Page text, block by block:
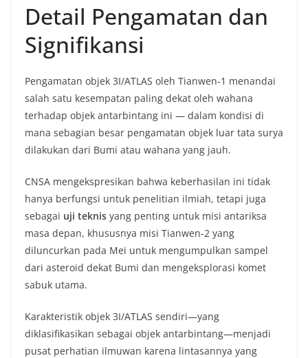
Detail Pengamatan dan
Signifikansi
Pengamatan objek 3I/ATLAS oleh Tianwen-1 menandai
salah satu kesempatan paling dekat oleh wahana
terhadap objek antarbintang ini — dalam kondisi di
mana sebagian besar pengamatan objek luar tata surya
dilakukan dari Bumi atau wahana yang jauh.
CNSA mengekspresikan bahwa keberhasilan ini tidak
hanya berfungsi untuk penelitian ilmiah, tetapi juga
sebagai uji teknis yang penting untuk misi antariksa
masa depan, khususnya misi Tianwen‑2 yang
diluncurkan pada Mei untuk mengumpulkan sampel
dari asteroid dekat Bumi dan mengeksplorasi komet
sabuk utama.
Karakteristik objek 3I/ATLAS sendiri—yang
diklasifikasikan sebagai objek antarbintang—menjadi
pusat perhatian ilmuwan karena lintasannya yang